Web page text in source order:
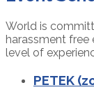
World is
harassment free
level of
PETEK